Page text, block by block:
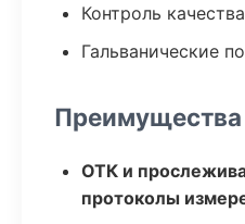
Контроль
Гальванические
ОТК и
протоколы